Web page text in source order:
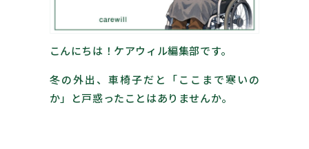
こんにちは！ケアウィル編集部です。
冬の外出、車椅子だと「ここまで寒いの
か」と戸惑ったことはありませんか。